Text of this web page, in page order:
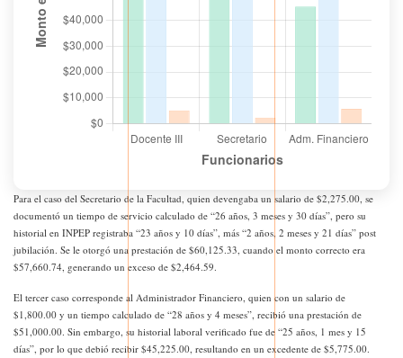
Para el caso del Secretario de la Facultad, quien devengaba un salario de $2,275.00, se
documentó un tiempo de servicio calculado de “26 años, 3 meses y 30 días”, pero su
historial en INPEP registraba “23 años y 10 días”, más “2 años, 2 meses y 21 días” post
jubilación. Se le otorgó una prestación de $60,125.33, cuando el monto correcto era
$57,660.74, generando un exceso de $2,464.59.
El tercer caso corresponde al Administrador Financiero, quien con un salario de
$1,800.00 y un tiempo calculado de “28 años y 4 meses”, recibió una prestación de
$51,000.00. Sin embargo, su historial laboral verificado fue de “25 años, 1 mes y 15
días”, por lo que debió recibir $45,225.00, resultando en un excedente de $5,775.00.